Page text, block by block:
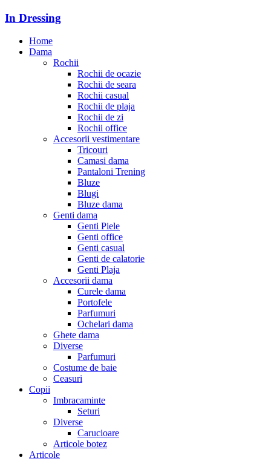
In Dressing
Home
Dama
Rochii
Rochii de ocazie
Rochii de seara
Rochii casual
Rochii de plaja
Rochii de zi
Rochii office
Accesorii vestimentare
Tricouri
Camasi dama
Pantaloni Trening
Bluze
Blugi
Bluze dama
Genti dama
Genti Piele
Genti office
Genti casual
Genti de calatorie
Genti Plaja
Accesorii dama
Curele dama
Portofele
Parfumuri
Ochelari dama
Ghete dama
Diverse
Parfumuri
Costume de baie
Ceasuri
Copii
Imbracaminte
Seturi
Diverse
Carucioare
Articole botez
Articole